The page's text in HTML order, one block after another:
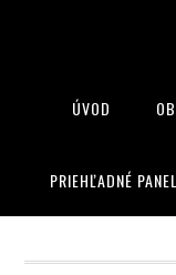
ÚVOD
PRIEHĽADNÉ